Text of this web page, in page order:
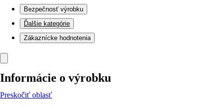
Bezpečnosť výrobku
Ďalšie kategórie
Zákaznícke hodnotenia
Informácie o výrobku
Preskočiť oblasť